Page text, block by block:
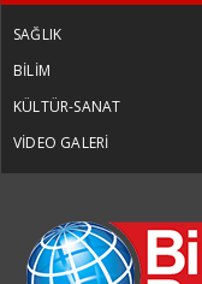
SAĞLIK
BİLİM
KÜLTÜR-SANAT
VİDEO GALERİ